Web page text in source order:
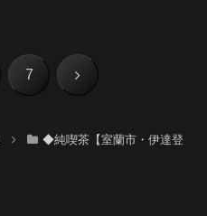
7 次
◆純喫茶【室蘭市・伊達登